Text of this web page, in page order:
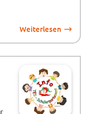
Weiterlesen